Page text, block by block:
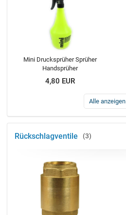
Mini Drucksprüher Sprüher
Handsprüher
4,80 EUR
Alle anzeigen
Rückschlagventile 3